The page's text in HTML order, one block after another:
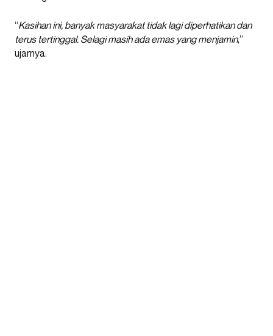
“Kasihan ini, banyak masyarakat tidak lagi diperhatikan dan
terus tertinggal. Selagi masih ada emas yang menjamin,”
ujarnya.